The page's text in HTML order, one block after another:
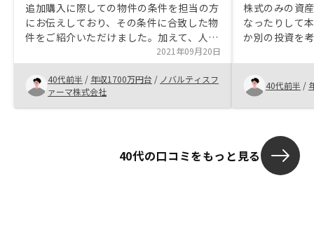
追加購入に際しての物件の条件を担当の方
にお伝えしており、その条件に合致した物
件をご紹介いただけました。加えて、人気
エリアの物件だったということもあり、ス
ピード感をもって物件の確保と提案をいた
だけたことも今回は決め手となりました。
アプリ上でローンの繰り上げ返済について
もシミュレーションが出来るようになると
2021年09月20日
40代前半 / 年収1700万円台 / ノバルティスフ
ァーマ株式会社
株式のみの資
なったりして
か別の投資を
ノ、アパート
討しましたが
慮して区分マ
ンションを検
んの知識と経
ました。決め
の良さでした。
40代前半 /
40代の口コミをもっと見る